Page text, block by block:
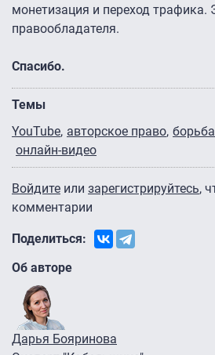
монетизация и переход трафика.
правообладателя.
Спасибо.
Темы
YouTube авторское право
онлайн-видео
Войдите или зарегистрируйтесь,
комментарии
Поделиться:
Об авторе
Дарья Бояринова